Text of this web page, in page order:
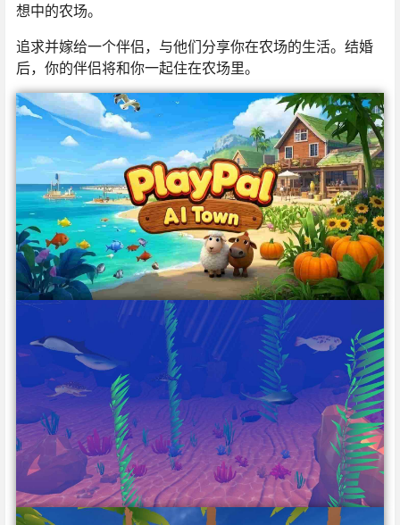
想中的农场。
追求并嫁给一个伴侣，与他们分享你在农场的生活。结婚
后，你的伴侣将和你一起住在农场里。